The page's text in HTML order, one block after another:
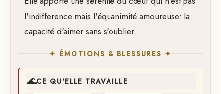
l'indifference mais l'équanimité amoureuse: la
capacité d'aimer sans s'oublier.
✦ ÉMOTIONS & BLESSURES ✦
🌊CE QU'ELLE TRAVAILLE